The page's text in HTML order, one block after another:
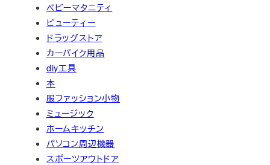
ベビーマタニティ
ビューティー
ドラッグストア
カーバイク用品
diy工具
本
服ファッション小物
ミュージック
ホームキッチン
パソコン周辺機器
スポーツアウトドア